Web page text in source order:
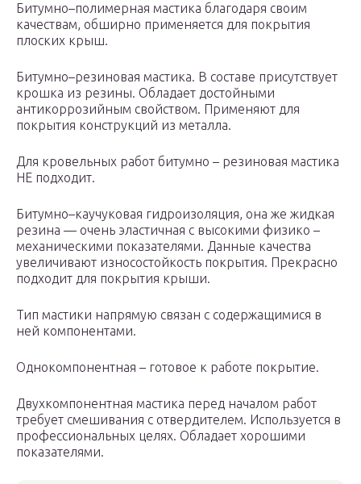
Битумно–полимерная мастика благодаря своим
качествам, обширно применяется для покрытия
плоских крыш.
Битумно–резиновая мастика. В составе присутствует
крошка из резины. Обладает достойными
антикоррозийным свойством. Применяют для
покрытия конструкций из металла.
Для кровельных работ битумно – резиновая мастика
НЕ подходит.
Битумно–каучуковая гидроизоляция, она же жидкая
резина — очень эластичная с высокими физико –
механическими показателями. Данные качества
увеличивают износостойкость покрытия. Прекрасно
подходит для покрытия крыши.
Тип мастики напрямую связан с содержащимися в
ней компонентами.
Однокомпонентная – готовое к работе покрытие.
Двухкомпонентная мастика перед началом работ
требует смешивания с отвердителем. Используется в
профессиональных целях. Обладает хорошими
показателями.